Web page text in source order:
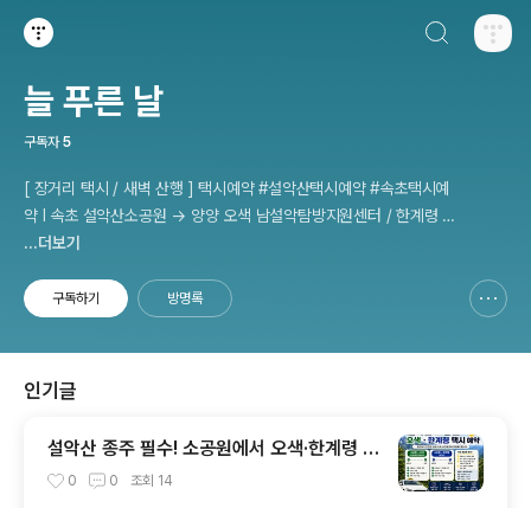
늘 푸른 날
구독자 5
[ 장거리 택시 / 새벽 산행 ] 택시예약 #설악산택시예약 #속초택시예
약 I 속초 설악산소공원 → 양양 오색 남설악탐방지원센터 / 한계령 휴
게소 - 인제 용대 남교리탐방지원센터 etc 사전 예약 운행 I 산행후기
...더보기
구독하기 방명록
인기글
설악산 종주 필수! 소공원에서 오색·한계령 택
시 예약 완벽한 이용 방법
0 0 조회 14